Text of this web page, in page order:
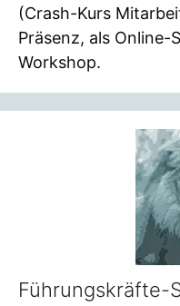
(Crash-Kurs
Präsenz, als Online-
Workshop.
Führungskräfte-